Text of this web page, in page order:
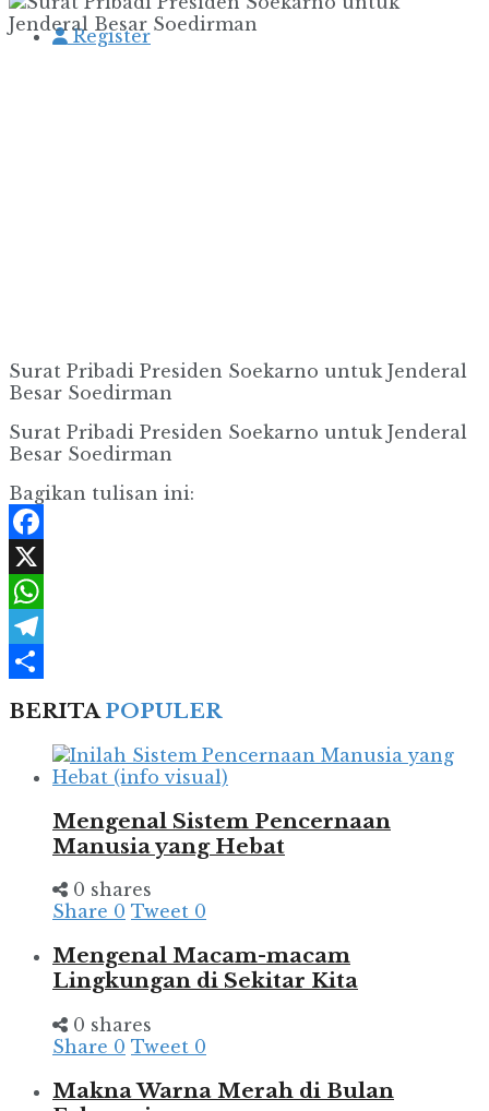
Register
Surat Pribadi Presiden Soekarno untuk Jenderal
Besar Soedirman
Surat Pribadi Presiden Soekarno untuk Jenderal
Besar Soedirman
Bagikan tulisan ini:
Facebook
X
WhatsApp
Telegram
BERITAPOPULER
Mengenal Sistem Pencernaan
Manusia yang Hebat
0 shares
Share 0 Tweet 0
Mengenal Macam-macam
Lingkungan di Sekitar Kita
0 shares
Share 0 Tweet 0
Makna Warna Merah di Bulan